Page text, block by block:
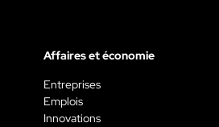
Affaires et économie
Entreprises
Emplois
Innovations